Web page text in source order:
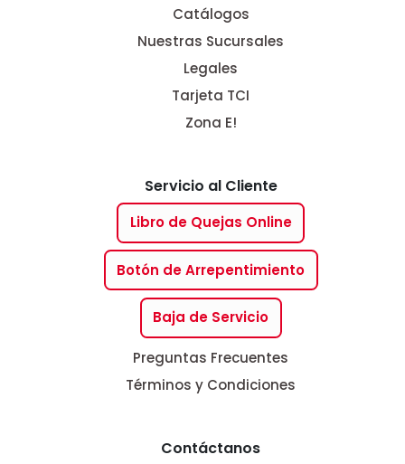
Catálogos
Nuestras Sucursales
Legales
Tarjeta TCI
Zona E!
Servicio al Cliente
Libro de Quejas Online
Botón de Arrepentimiento
Baja de Servicio
Preguntas Frecuentes
Términos y Condiciones
Contáctanos